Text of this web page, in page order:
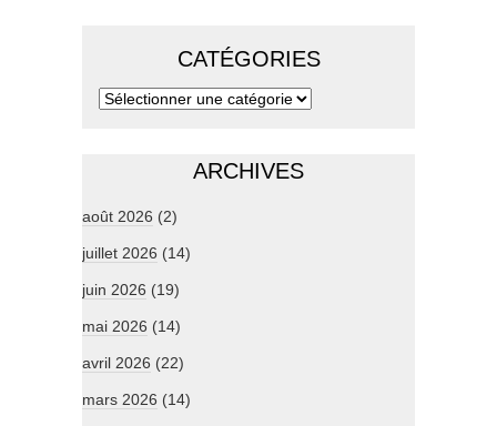
CATÉGORIES
ARCHIVES
août 2026 (2)
juillet 2026 (14)
juin 2026 (19)
mai 2026 (14)
avril 2026 (22)
mars 2026 (14)